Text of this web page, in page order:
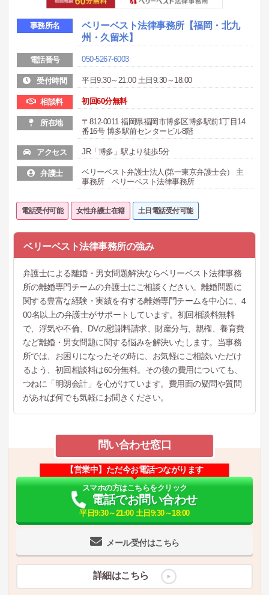
事務所名 ベリーベスト法律事務所【福岡・北九
州・久留米】
電話番号 050-5267-6003
受付時間 平日9:30～21:00 土日9:30～18:00
相談料 初回60分無料
所在地
〒812-0011 福岡県福岡市博多区博多駅前1丁目14
番16号 博多駅前センタービル8階
アクセス JR「博多」駅より徒歩5分
弁護士
ベリーベスト弁護士法人(第一東京弁護士会） 主
事務所 ベリーベスト法律事務所
電話受付可能 女性弁護士在籍 土日電話受付可能
ベリーベスト法律事務所の強み
弁護士による離婚・男女問題解決ならベリーベスト法律事務
所の離婚専門チームの弁護士にご相談ください。離婚問題に
関する豊富な経験・実績を有する離婚専門チームを中心に、4
00名以上の弁護士がサポートしています。初回相談料無料
で、浮気や不倫、DVの慰謝料請求、財産分与、親権、養育費
など離婚・男女問題に関する悩みを解決いたします。当事務
所では、お困りになったその時に、お気軽にご相談いただけ
るよう、初回相談料は60分無料。その後の費用についても、
つねに「明朗会計」を心がけています。費用面の疑問や質問
があれば何でも気軽にお聞きください。
問い合わせ窓口
メール受付はこちら
【営業中】ただ今お電話つながります
スマホの方はこちらをクリック
電話でお問い合わせ
平日9:30～21:00 土日9:30～18:00
詳細はこちら